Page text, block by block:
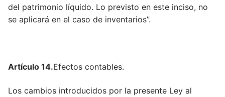
del patrimonio líquido. Lo previsto en este inciso, no
se aplicará en el caso de inventarios”.
Artículo 14.Efectos contables.
Los cambios introducidos por la presente Ley al